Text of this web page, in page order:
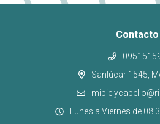
Contacto
Sanlúcar 1545,
Lunes a Viernes de